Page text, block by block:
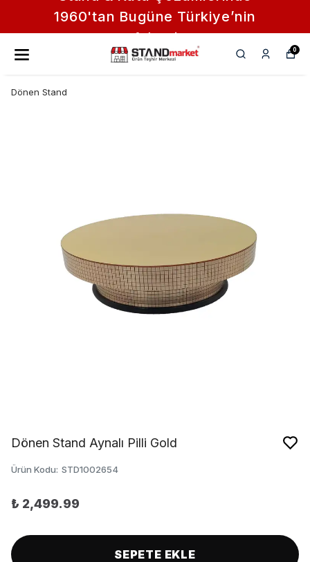
1960'tan Bugüne Türkiye’nin
Adresi
0
Dönen Stand
Dönen Stand Aynalı Pilli Gold
Ürün Kodu: STD1002654
₺ 2,499.99
SEPETE EKLE